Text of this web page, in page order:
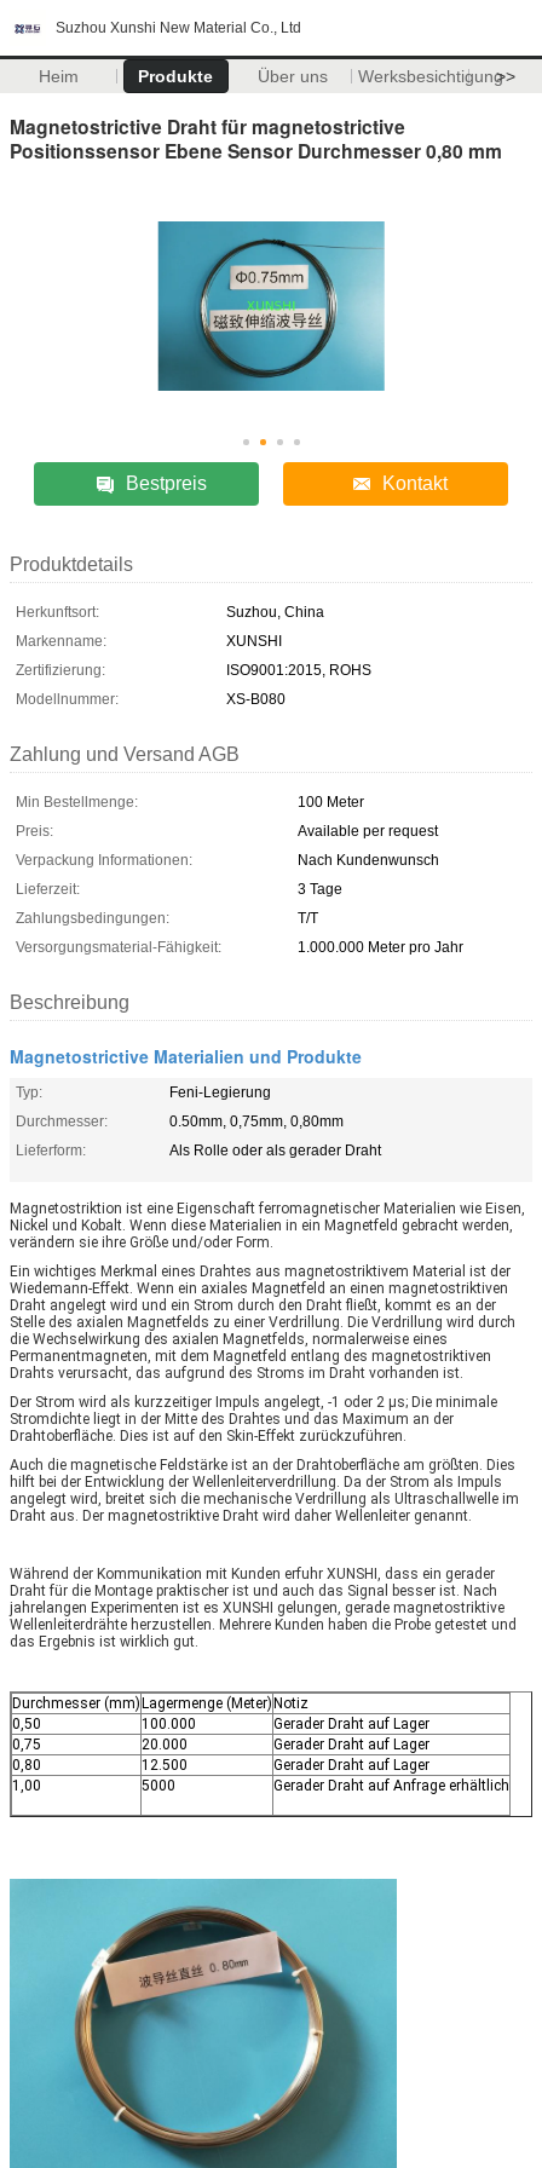
Suzhou Xunshi New Material Co., Ltd
Heim Produkte Über uns Werksbesichtigung>>
Magnetostrictive Draht für magnetostrictive
Positionssensor Ebene Sensor Durchmesser 0,80 mm
Bestpreis Kontakt
Produktdetails
Herkunftsort:
Suzhou, China
Markenname:
XUNSHI
Zertifizierung:
ISO9001:2015, ROHS
Modellnummer:
XS-B080
Zahlung und Versand AGB
Min Bestellmenge:
100 Meter
Preis:
Available per request
Verpackung Informationen:
Nach Kundenwunsch
Lieferzeit:
3 Tage
Zahlungsbedingungen:
T/T
Versorgungsmaterial-Fähigkeit:
1.000.000 Meter pro Jahr
Beschreibung
Magnetostrictive Materialien und Produkte
Typ:
Feni-Legierung
Durchmesser:
0.50mm, 0,75mm, 0,80mm
Lieferform:
Als Rolle oder als gerader Draht
Magnetostriktion ist eine Eigenschaft ferromagnetischer Materialien wie Eisen,
Nickel und Kobalt. Wenn diese Materialien in ein Magnetfeld gebracht werden,
verändern sie ihre Größe und/oder Form.
Ein wichtiges Merkmal eines Drahtes aus magnetostriktivem Material ist der
Wiedemann-Effekt. Wenn ein axiales Magnetfeld an einen magnetostriktiven
Draht angelegt wird und ein Strom durch den Draht fließt, kommt es an der
Stelle des axialen Magnetfelds zu einer Verdrillung. Die Verdrillung wird durch
die Wechselwirkung des axialen Magnetfelds, normalerweise eines
Permanentmagneten, mit dem Magnetfeld entlang des magnetostriktiven
Drahts verursacht, das aufgrund des Stroms im Draht vorhanden ist.
Der Strom wird als kurzzeitiger Impuls angelegt, -1 oder 2 µs; Die minimale
Stromdichte liegt in der Mitte des Drahtes und das Maximum an der
Drahtoberfläche. Dies ist auf den Skin-Effekt zurückzuführen.
Auch die magnetische Feldstärke ist an der Drahtoberfläche am größten. Dies
hilft bei der Entwicklung der Wellenleiterverdrillung. Da der Strom als Impuls
angelegt wird, breitet sich die mechanische Verdrillung als Ultraschallwelle im
Draht aus. Der magnetostriktive Draht wird daher Wellenleiter genannt.
Während der Kommunikation mit Kunden erfuhr XUNSHI, dass ein gerader
Draht für die Montage praktischer ist und auch das Signal besser ist. Nach
jahrelangen Experimenten ist es XUNSHI gelungen, gerade magnetostriktive
Wellenleiterdrähte herzustellen. Mehrere Kunden haben die Probe getestet und
das Ergebnis ist wirklich gut.
Durchmesser (mm)Lagermenge (Meter)Notiz
0,50
100.000
Gerader Draht auf Lager
0,75
20.000
Gerader Draht auf Lager
0,80
12.500
Gerader Draht auf Lager
1,00
5000 Gerader Draht auf Anfrage erhältlich